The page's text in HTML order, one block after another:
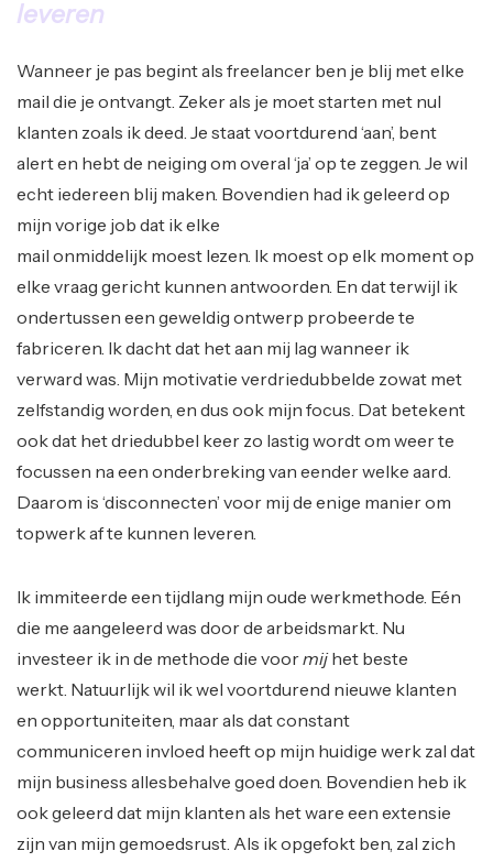
leveren
Wanneer je pas begint als freelancer ben je blij met elke
mail die je ontvangt. Zeker als je moet starten met nul
klanten zoals ik deed. Je staat voortdurend ‘aan’, bent
alert en hebt de neiging om overal ‘ja’ op te zeggen. Je wil
echt iedereen blij maken. Bovendien had ik geleerd op
mijn vorige job dat ik elke
mail onmiddelijk moest lezen. Ik moest op elk moment op
elke vraag gericht kunnen antwoorden. En dat terwijl ik
ondertussen een geweldig ontwerp probeerde te
fabriceren. Ik dacht dat het aan mij lag wanneer ik
verward was. Mijn motivatie verdriedubbelde zowat met
zelfstandig worden, en dus ook mijn focus. Dat betekent
ook dat het driedubbel keer zo lastig wordt om weer te
focussen na een onderbreking van eender welke aard.
Daarom is ‘disconnecten’ voor mij de enige manier om
topwerk af te kunnen leveren.
Ik immiteerde een tijdlang mijn oude werkmethode. Eén
die me aangeleerd was door de arbeidsmarkt. Nu
investeer ik in de methode die voormijhet beste
werkt. Natuurlijk wil ik wel voortdurend nieuwe klanten
en opportuniteiten, maar als dat constant
communiceren invloed heeft op mijn huidige werk zal dat
mijn business allesbehalve goed doen. Bovendien heb ik
ook geleerd dat mijn klanten als het ware een extensie
zijn van mijn gemoedsrust. Als ik opgefokt ben, zal zich